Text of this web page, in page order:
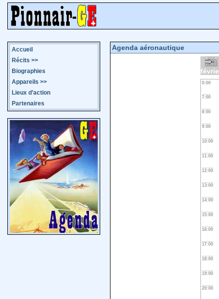
Accueil
Récits >>
Biographies
Appareils >>
Lieux d’action
Partenaires
Agenda aéronautique
0:00
7:00
8:00
9:00
10:00
11:00
12:00
13:00
14:00
15:00
16:00
17:00
18:00
19:00
20:00